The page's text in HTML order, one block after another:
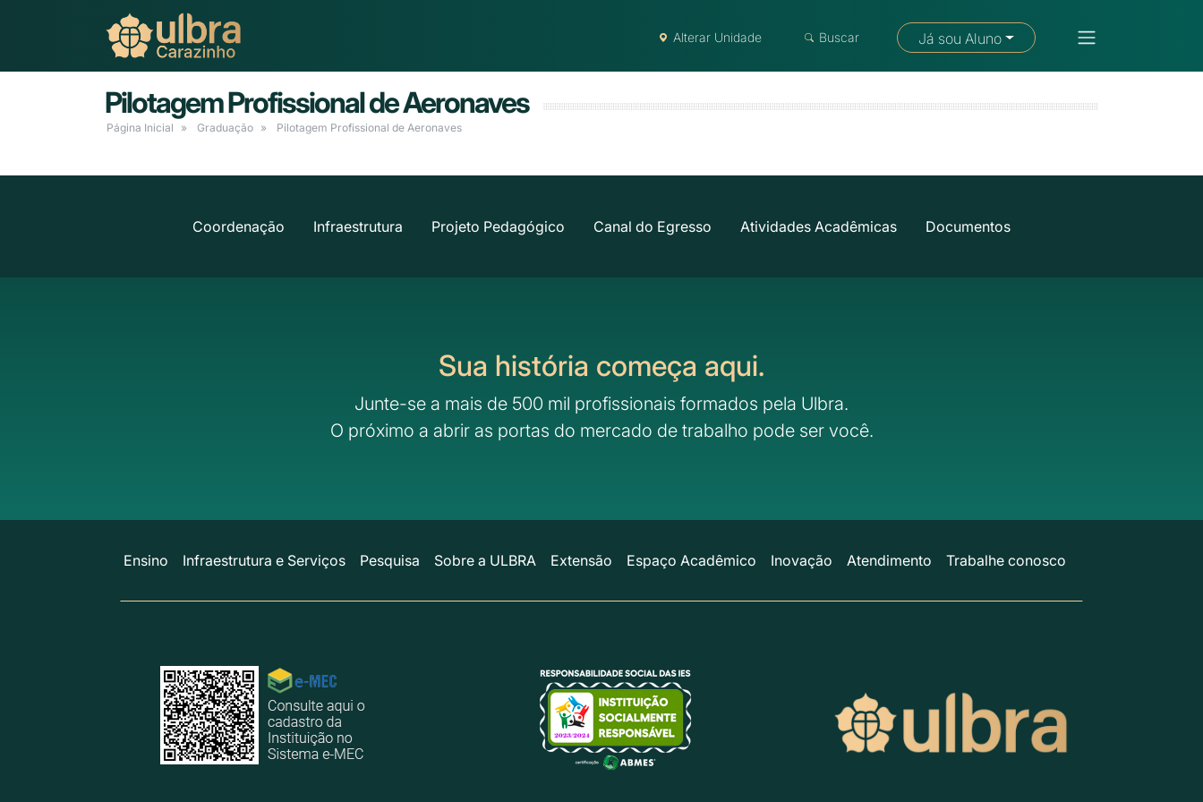
Fale com um consultor
Alterar Unidade Buscar Já sou Aluno
Pilotagem Profissional de Aeronaves
Página Inicial Graduação Pilotagem Profissional de Aeronaves
Coordenação Infraestrutura Projeto Pedagógico Canal do Egresso Atividades Acadêmicas Documentos
Sua história começa aqui.
Junte-se a mais de 500 mil profissionais formados pela Ulbra.
O próximo a abrir as portas do mercado de trabalho pode ser você.
Ensino Infraestrutura e Serviços Pesquisa Sobre a ULBRA Extensão Espaço Acadêmico Inovação Atendimento Trabalhe conosco